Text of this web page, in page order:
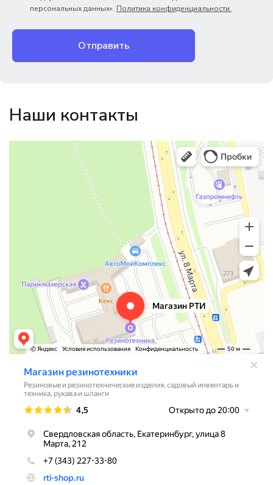
персональных данных». Политика конфиденциальности.
Отправить
Наши контакты
Магазин резинотехники
Резиновые и резинотехнические изделия в Екатеринбурге
Садовый инвентарь и техника в Екатеринбурге